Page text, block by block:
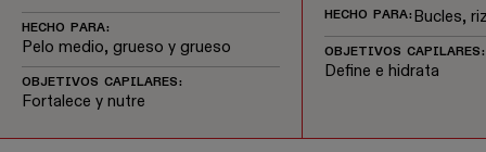
HECHO PARA:
Pelo medio, grueso y grueso
OBJETIVOS CAPILARES:
Fortalece y nutre
HECHO PARA: Bucles,
OBJETIVOS CAPILARES:
Define e hidrata